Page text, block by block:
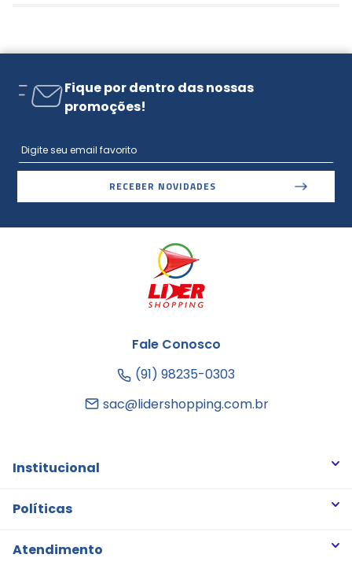
Fique por dentro das nossas
promoções!
RECEBER NOVIDADES
Fale Conosco
(91) 98235-0303
sac@lidershopping.com.br
Institucional
Quem somos
Notícias
Políticas
Trocas e Devoluções
Atendimento